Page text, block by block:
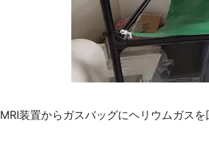
MRI装置からガスバッグにヘリウムガスを